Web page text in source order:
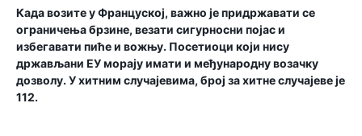
Када возите у Француској, важно је придржавати се
ограничења брзине, везати сигурносни појас и
избегавати пиће и вожњу. Посетиоци који нису
држављани ЕУ морају имати и међународну возачку
дозволу. У хитним случајевима, број за хитне случајеве је
112.